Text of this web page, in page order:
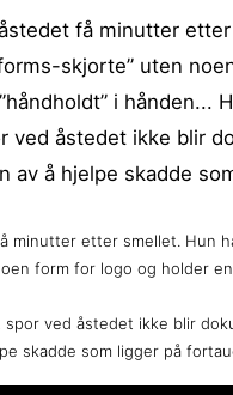
minutter etter smellet. Hun
form for logo og holder
ved åstedet ikke blir
skadde som ligger på